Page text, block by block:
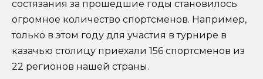
состязания за прошедшие годы становилось
огромное количество спортсменов. Например,
только в этом году для участия в турнире в
казачью столицу приехали 156 спортсменов из
22 регионов нашей страны.